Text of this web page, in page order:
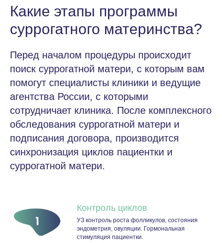
Какие этапы программы
суррогатного материнства?
Перед началом процедуры происходит
поиск суррогатной матери, с которым вам
помогут специалисты клиники и ведущие
агентства России, с которыми
сотрудничает клиника. После комплексного
обследования суррогатной матери и
подписания договора, производится
синхронизация циклов пациентки и
суррогатной матери.
Контроль циклов
УЗ контроль роста фолликулов, состояния
эндометрия, овуляции. Гормональная
стимуляция пациентки.